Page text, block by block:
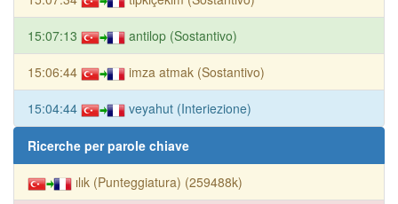
15:07:13 antilop (Sostantivo)
15:06:44 imza atmak (Sostantivo)
15:04:44 veyahut (Interiezione)
Ricerche per parole chiave
ılık (Punteggiatura) (259488k)